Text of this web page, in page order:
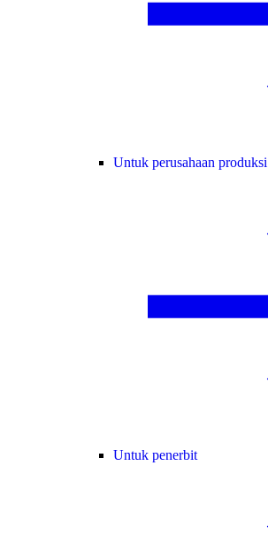
Untuk perusahaan produksi
Untuk penerbit